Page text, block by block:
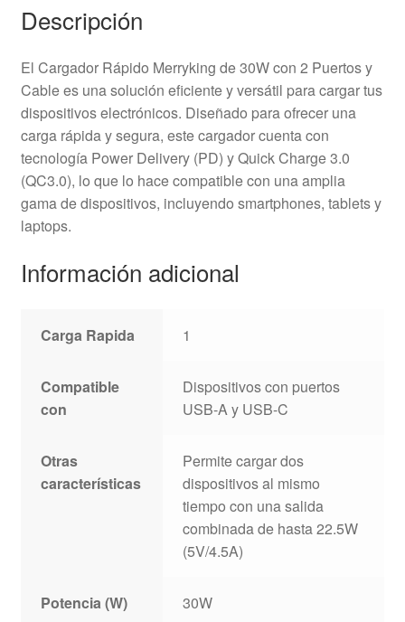
Descripción
El Cargador Rápido Merryking de 30W con 2 Puertos y
Cable es una solución eficiente y versátil para cargar tus
dispositivos electrónicos. Diseñado para ofrecer una
carga rápida y segura, este cargador cuenta con
tecnología Power Delivery (PD) y Quick Charge 3.0
(QC3.0), lo que lo hace compatible con una amplia
gama de dispositivos, incluyendo smartphones, tablets y
laptops.
Información adicional
Carga Rapida 1
Compatible
con
Dispositivos con puertos
USB-A y USB-C
Otras
características
Permite cargar dos
dispositivos al mismo
tiempo con una salida
combinada de hasta 22.5W
(5V/4.5A)
Potencia (W) 30W